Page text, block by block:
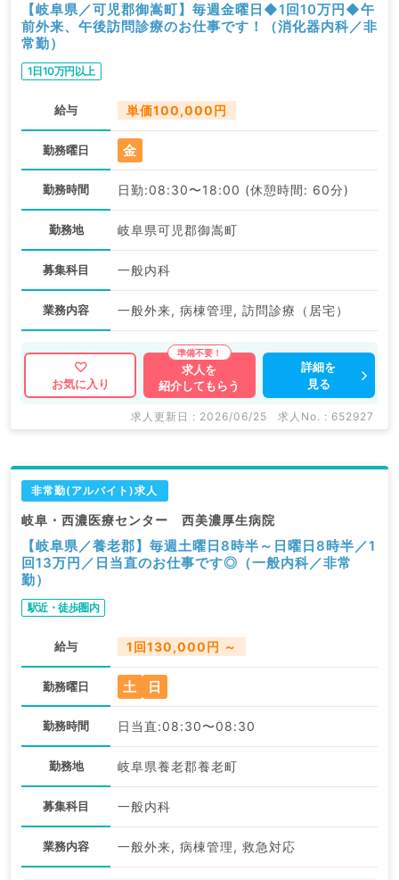
【岐阜県／可児郡御嵩町】毎週金曜日◆1回10万円◆午
前外来、午後訪問診療のお仕事です！（消化器内科／非
常勤）
1日10万円以上
給与 単価100,000円
勤務曜日 金
勤務時間 日勤:08:30〜18:00 (休憩時間: 60分)
勤務地 岐阜県可児郡御嵩町
募集科目 一般内科
業務内容 一般外来, 病棟管理, 訪問診療（居宅）
お気に入り
求人を
紹介してもらう
詳細を
見る
求人更新日 : 2026/06/25 求人No. : 652927
非常勤(アルバイト)求人
岐阜・西濃医療センター 西美濃厚生病院
【岐阜県／養老郡】毎週土曜日8時半～日曜日8時半／1
回13万円／日当直のお仕事です◎（一般内科／非常
勤）
駅近・徒歩圏内
給与 1回130,000円 ～
勤務曜日 土 日
勤務時間 日当直:08:30〜08:30
勤務地 岐阜県養老郡養老町
募集科目 一般内科
業務内容 一般外来, 病棟管理, 救急対応